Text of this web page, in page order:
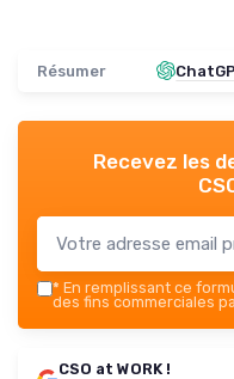
Résumer
Recevez les
* En remplissant ce
des fins commerciales
CSO at WORK !